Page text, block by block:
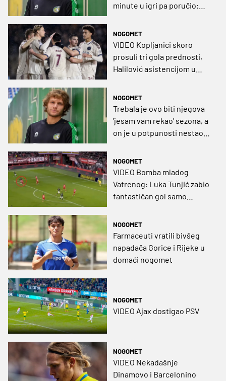
minute u igri pa poručio:
životu"
NOGOMET
VIDEO Kopljanici skoro
prosuli tri gola prednosti,
Halilović asistencijom u
NOGOMET
Trebala je ovo biti njegova
'jesam vam rekao' sezona, a
on je u potpunosti nestao:
NOGOMET
VIDEO Bomba mladog
Vatrenog: Luka Tunjić zabio
fantastičan gol samo
NOGOMET
Farmaceuti vratili bivšeg
napadača Gorice i Rijeke u
domaći nogomet
NOGOMET
VIDEO Ajax dostigao PSV
NOGOMET
VIDEO Nekadašnje
Dinamovo i Barcelonino